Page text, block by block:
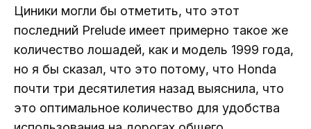
Циники могли бы отметить, что этот
последний Prelude имеет примерно такое же
количество лошадей, как и модель 1999 года,
но я бы сказал, что это потому, что Honda
почти три десятилетия назад выяснила, что
это оптимальное количество для удобства